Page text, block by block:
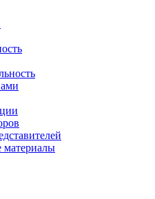
материалы